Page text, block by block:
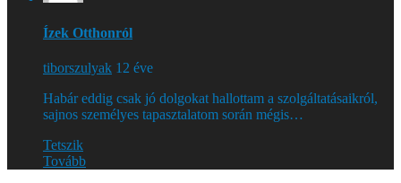
Ízek Otthonról
tiborszulyak 12 éve
Habár eddig csak jó dolgokat hallottam a szolgáltatásaikról,
sajnos személyes tapasztalatom során mégis…
Tetszik
Tovább